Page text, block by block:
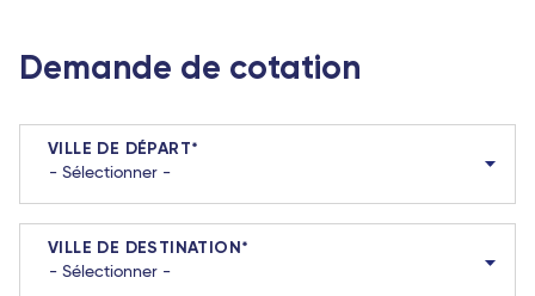
Demande de cotation
VILLE DE DÉPART
VILLE DE DESTINATION